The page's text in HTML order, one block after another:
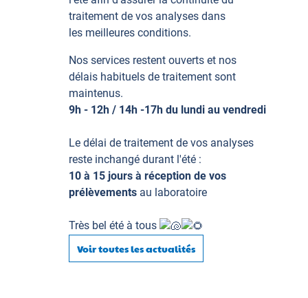
traitement de vos analyses dans
les meilleures conditions.
Nos services restent ouverts et nos
délais habituels de traitement sont
maintenus.
9h - 12h / 14h -17h du lundi au vendredi
Le délai de traitement de vos analyses
reste inchangé durant l'été :
10 à 15 jours à réception de vos
prélèvements au laboratoire
Très bel été à tous
Voir toutes les actualités